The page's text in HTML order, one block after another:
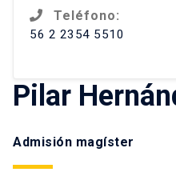
Teléfono:
56 2 2354 5510
Pilar
Admisión magíster